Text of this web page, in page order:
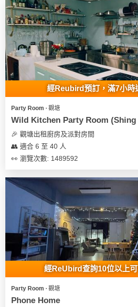
經Reubird預訂，滿7小時
Party Room ∙ 觀塘
Wild Kitchen Party Room (Shing
🎉 觀塘出租廚房及派對房間
👥 適合 6 至 40 人
👀 瀏覽次數: 1489592
經ReUbird查詢10位以上
Party Room ∙ 觀塘
Phone Home